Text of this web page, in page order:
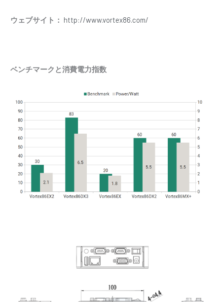
ウェブサイト： http://www.vortex86.com/
ベンチマークと消費電力指数